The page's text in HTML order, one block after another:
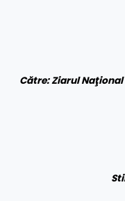
Către: Ziarul Naţional